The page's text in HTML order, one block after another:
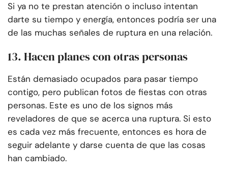
Si ya no te prestan atención o incluso intentan
darte su tiempo y energía, entonces podría ser una
de las muchas señales de ruptura en una relación.
13. Hacen planes con otras personas
Están demasiado ocupados para pasar tiempo
contigo, pero publican fotos de fiestas con otras
personas. Este es uno de los signos más
reveladores de que se acerca una ruptura. Si esto
es cada vez más frecuente, entonces es hora de
seguir adelante y darse cuenta de que las cosas
han cambiado.